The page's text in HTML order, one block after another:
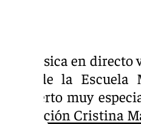
La música en
Folk de la
concierto muy
Fundación Cristina